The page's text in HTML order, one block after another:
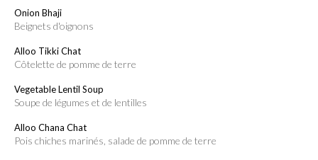
Onion Bhaji
beignets d'oignons
Alloo Tikki Chat
Côtelette de pomme de terre
Vegetable Lentil Soup
soupe de légumes et de lentilles
Alloo Chana Chat
pois chiches marinés, salade de pomme de terre